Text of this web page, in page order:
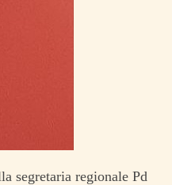
segretaria regionale Pd